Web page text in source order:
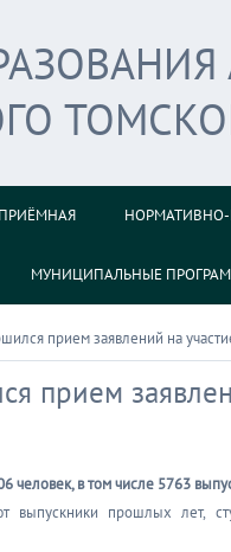
МУНИЦИПАЛЬНЫЕ
прием заявлений на
прием
человек, в том числе 5763
выпускники прошлых лет,